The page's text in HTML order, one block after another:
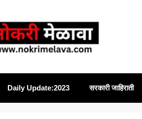
Daily Update:2023 सरकारी जाहिराती